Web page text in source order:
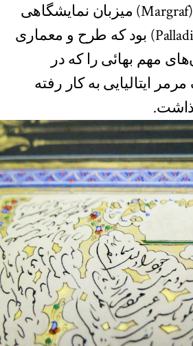
شرکت مارگراف (Margraf) میزبان نمایشگاهی
در موزۀ پالادیو (Palladio) بود که طرح و معماری
مهم بهائی را که در
ایتالیایی به کار رفته